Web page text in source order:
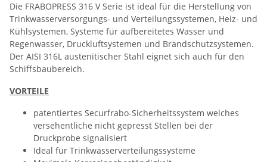
Die FRABOPRESS 316 V Serie ist ideal für die Herstellung von
Trinkwasserversorgungs- und Verteilungssystemen, Heiz- und
Kühlsystemen, Systeme für aufbereitetes Wasser und
Regenwasser, Druckluftsystemen und Brandschutzsystemen.
Der AISI 316L austenitischer Stahl eignet sich auch für den
Schiffsbaubereich.
VORTEILE
patentiertes Securfrabo-Sicherheitssystem welches
versehentliche nicht gepresst Stellen bei der
Druckprobe signalisiert
Ideal für Trinkwasserverteilungssysteme